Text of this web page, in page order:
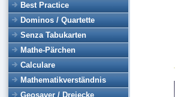
Best Practice
Dominos / Quartette
Senza Tabukarten
Mathe-Pärchen
Calculare
Mathematikverständnis
Geosaver / Dreiecke